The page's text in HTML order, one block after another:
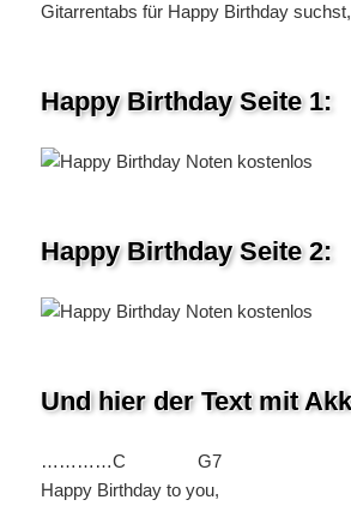
Gitarrentabs für Happy Birthday
Happy Birthday Seite 1:
Happy Birthday Seite 2:
Und hier der Text mit
…………C G7
Happy Birthday to you,